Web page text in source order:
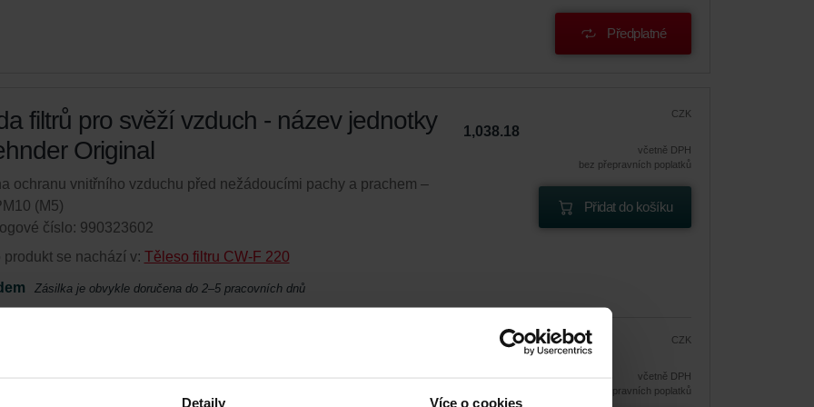
Detaily Více o cookies
Předplatné
filtrů pro svěží vzduch - název jednotky
Original
ochranu vnitřního vzduchu před nežádoucími pachy a prachem –
(M5)
číslo: 990323602
produkt se nachází v: Těleso filtru CW-F 220
Zásilka je obvykle doručena do 2–5 pracovních dnů
CZK
1,038.18
včetně DPH
bez přepravních poplatků
Přidat do košíku
CZK
1,038.18
včetně DPH
bez přepravních poplatků